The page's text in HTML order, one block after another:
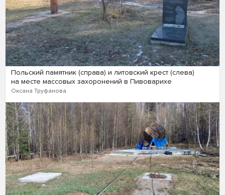
Польский памятник (справа) и литовский крест (слева)
на месте массовых захоронений в Пивоварихе
Оксана Труфанова